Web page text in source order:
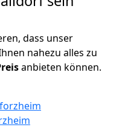
dass unser
nahezu alles zu
anbieten können.